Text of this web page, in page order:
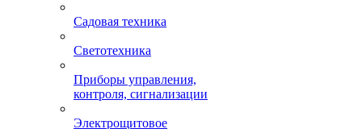
Садовая техника
Светотехника
Приборы управления,
контроля, сигнализации
Электрощитовое